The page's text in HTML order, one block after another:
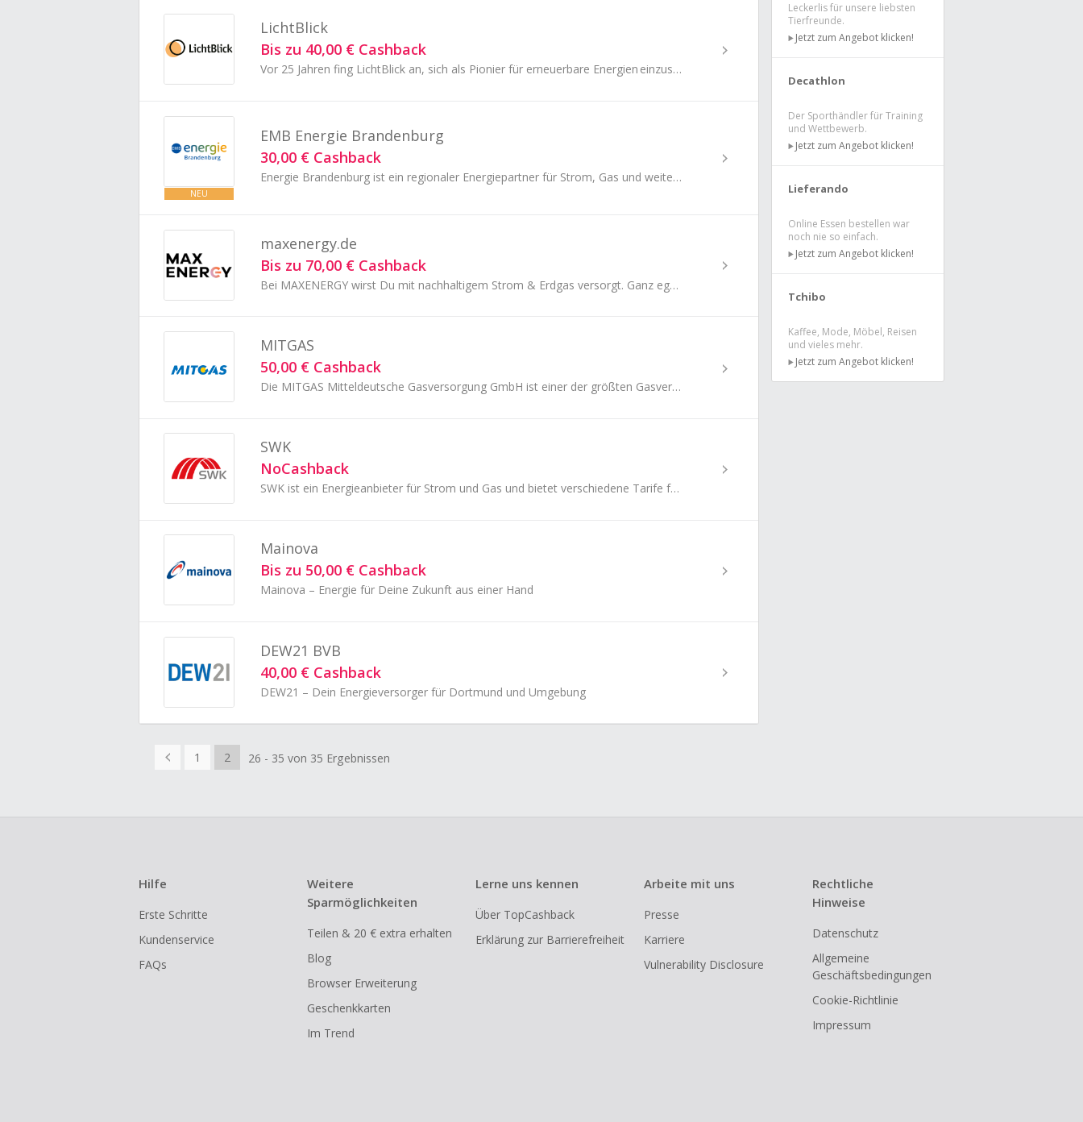
LichtBlick
Bis zu 40,00 € Cashback
Vor 25 Jahren fing LichtBlick an, sich als Pionier für erneuerbare Energien einzusetzen.
NEU
EMB Energie Brandenburg
30,00 € Cashback
Energie Brandenburg ist ein regionaler Energiepartner für Strom, Gas und weitere Energielösungen.
maxenergy.de
Bis zu 70,00 € Cashback
Bei MAXENERGY wirst Du mit nachhaltigem Strom & Erdgas versorgt. Ganz egal, wo Du bist - deutschlandweit sind wir Dein Energieanbieter.
MITGAS
50,00 € Cashback
Die MITGAS Mitteldeutsche Gasversorgung GmbH ist einer der größten Gasversorger in Mitteldeutschland und verfügt über verschiedene Tarifangebote.
SWK
NoCashback
SWK ist ein Energieanbieter für Strom und Gas und bietet verschiedene Tarife für private Haushalte.
Mainova
Bis zu 50,00 € Cashback
Mainova – Energie für Deine Zukunft aus einer Hand
DEW21 BVB
40,00 € Cashback
DEW21 – Dein Energieversorger für Dortmund und Umgebung
1 2 26 - 35 von 35 Ergebnissen
Leckerlis für unsere liebsten
Tierfreunde.
Jetzt zum Angebot klicken!
Decathlon
Der Sporthändler für Training
und Wettbewerb.
Jetzt zum Angebot klicken!
Lieferando
Online Essen bestellen war
noch nie so einfach.
Jetzt zum Angebot klicken!
Tchibo
Kaffee, Mode, Möbel, Reisen
und vieles mehr.
Jetzt zum Angebot klicken!
Hilfe
Erste Schritte
Kundenservice
FAQs
Weitere
Sparmöglichkeiten
Teilen & 20 € extra erhalten
Blog
Browser Erweiterung
Geschenkkarten
Im Trend
Lerne uns kennen
Über TopCashback
Erklärung zur Barrierefreiheit
Arbeite mit uns
Presse
Karriere
Vulnerability Disclosure
Rechtliche
Hinweise
Datenschutz
Allgemeine
Geschäftsbedingungen
Cookie-Richtlinie
Impressum